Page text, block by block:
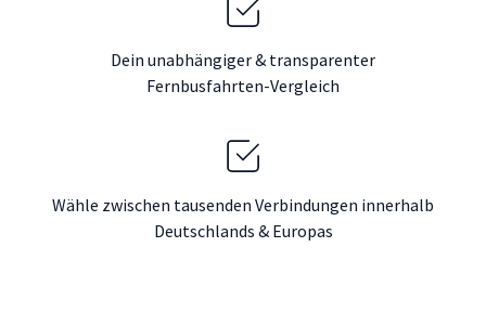
Dein unabhängiger & transparenter
Fernbusfahrten-Vergleich
Wähle zwischen tausenden Verbindungen innerhalb
Deutschlands & Europas